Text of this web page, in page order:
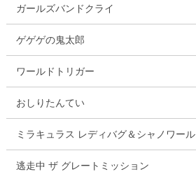
ガールズバンドクライ
ゲゲゲの鬼太郎
ワールドトリガー
おしりたんてい
ミラキュラス レディバグ＆シャノワール
逃走中 ザ グレートミッション